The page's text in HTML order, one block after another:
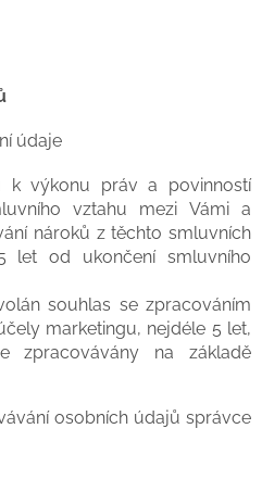
údaje
k výkonu práv a povinností
vztahu mezi Vámi a
nároků z těchto smluvních
let od ukončení smluvního
souhlas se zpracováním
marketingu, nejdéle 5 let,
zpracovávány na základě
osobních údajů správce